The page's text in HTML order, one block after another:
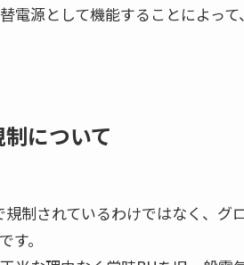
電源として機能することによって
について
制されているわけではなく、グ
す。